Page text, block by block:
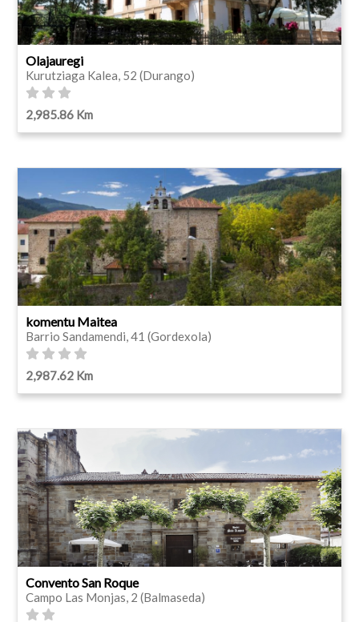
Olajauregi
Kurutziaga Kalea, 52 (Durango)
2,985.86 Km
komentu Maitea
Barrio Sandamendi, 41 (Gordexola)
2,987.62 Km
Convento San Roque
Campo Las Monjas, 2 (Balmaseda)